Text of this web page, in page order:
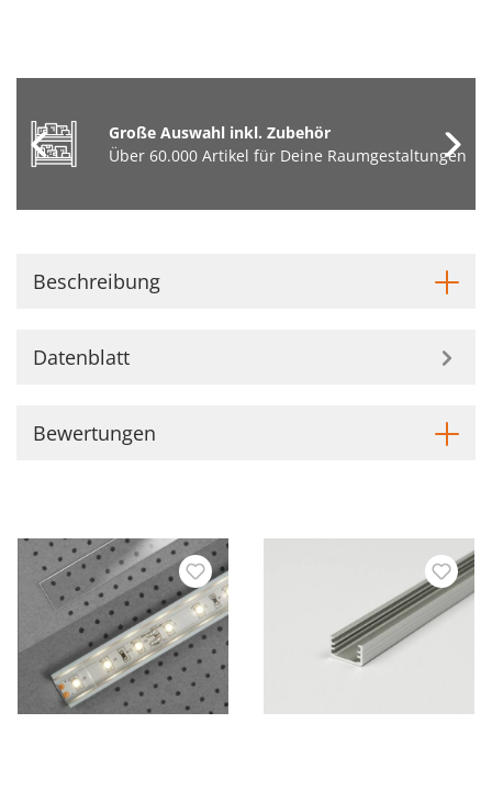
Große Auswahl inkl. Zubehör
Über 60.000 Artikel für Deine Raumgestaltungen
Beschreibung
Datenblatt
Bewertungen